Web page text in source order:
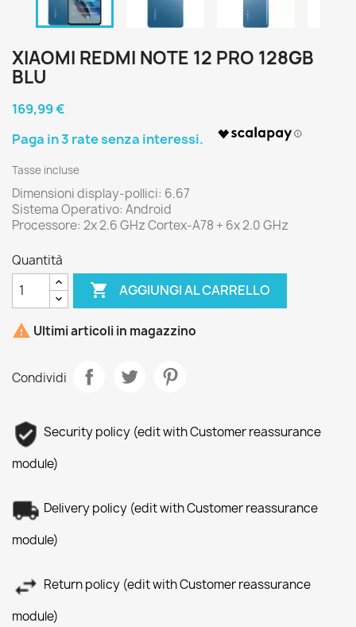
XIAOMI REDMI NOTE 12 PRO 128GB
BLU
169,99 €
Tasse incluse
Dimensioni display-pollici: 6.67
Sistema Operativo: Android
Processore: 2x 2.6 GHz Cortex-A78 + 6x 2.0 GHz
Quantità
 AGGIUNGI AL CARRELLO
 Ultimi articoli in magazzino
Condividi
Security policy (edit with Customer reassurance
module)
Delivery policy (edit with Customer reassurance
module)
Return policy (edit with Customer reassurance
module)